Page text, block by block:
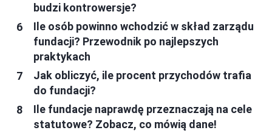
budzi kontrowersje?
Ile osób powinno wchodzić w skład zarządu
fundacji? Przewodnik po najlepszych
praktykach
Jak obliczyć, ile procent przychodów trafia
do fundacji?
Ile fundacje naprawdę przeznaczają na cele
statutowe? Zobacz, co mówią dane!